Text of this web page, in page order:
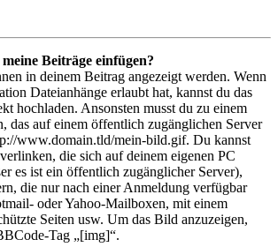
Beiträge einfügen?
in deinem Beitrag angezeigt werden. Wenn
Dateianhänge erlaubt hat, kannst du das
hochladen. Ansonsten musst du zu einem
das auf einem öffentlich zugänglichen Server
www.domain.tld/mein-bild.gif. Du kannst
die sich auf deinem eigenen PC
es ist ein öffentlich zugänglicher Server),
die nur nach einer Anmeldung verfügbar
oder Yahoo-Mailboxen, mit einem
Seiten usw. Um das Bild anzuzeigen,
Tag „[img]“.